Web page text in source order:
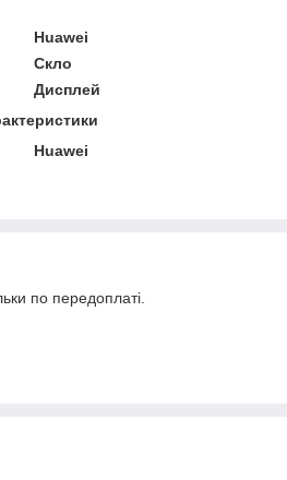
Huawei
Скло
Дисплей
Huawei
по передоплаті.